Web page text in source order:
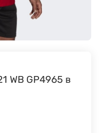
WB GP4965 в